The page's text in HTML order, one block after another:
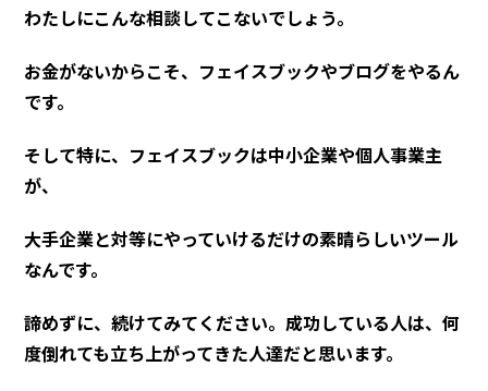
わたしにこんな相談してこないでしょう。
お金がないからこそ、フェイスブックやブログをやるん
です。
そして特に、フェイスブックは中小企業や個人事業主
が、
大手企業と対等にやっていけるだけの素晴らしいツール
なんです。
諦めずに、続けてみてください。成功している人は、何
度倒れても立ち上がってきた人達だと思います。